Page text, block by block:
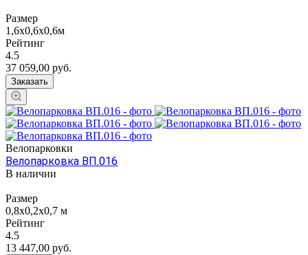
Размер
1,6х0,6х0,6м
Рейтинг
4.5
37 059,00 руб.
Заказать
Велопарковки
Велопарковка ВП.016
В наличии
Размер
0,8х0,2х0,7 м
Рейтинг
4.5
13 447,00 руб.